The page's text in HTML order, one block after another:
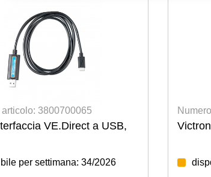
Numero di articolo: 3800700064
Victron cavo VE.Direct di 3 metri
disponibile per settimana: 33/2026